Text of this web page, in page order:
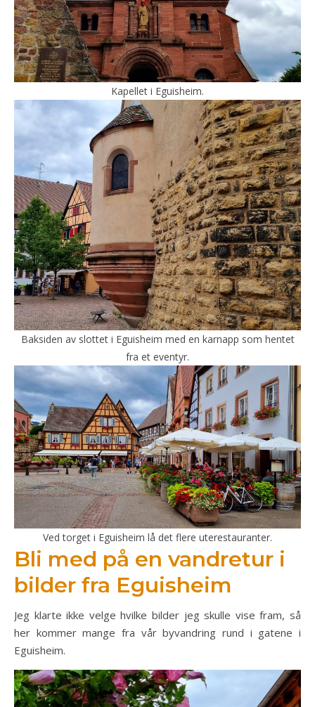
Kapellet i Eguisheim.
Baksiden av slottet i Eguisheim med en karnapp som hentet
fra et eventyr.
Ved torget i Eguisheim lå det flere uterestauranter.
Bli med på en vandretur i
bilder fra Eguisheim
Jeg klarte ikke velge hvilke bilder jeg skulle vise fram, så
her kommer mange fra vår byvandring rund i gatene i
Eguisheim.